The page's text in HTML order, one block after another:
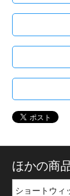
ほかの商